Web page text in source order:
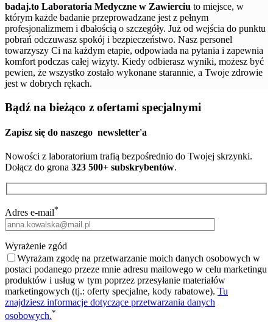
badaj.to Laboratoria Medyczne w Zawierciu to miejsce, w
którym każde badanie przeprowadzane jest z pełnym
profesjonalizmem i dbałością o szczegóły. Już od wejścia do punktu
pobrań odczuwasz spokój i bezpieczeństwo. Nasz personel
towarzyszy Ci na każdym etapie, odpowiada na pytania i zapewnia
komfort podczas całej wizyty. Kiedy odbierasz wyniki, możesz być
pewien, że wszystko zostało wykonane starannie, a Twoje zdrowie
jest w dobrych rękach.
Bądź na bieżąco z ofertami specjalnymi
Zapisz się do naszego newsletter'a
Nowości z laboratorium trafią bezpośrednio do Twojej skrzynki.
Dołącz do grona 323 500+ subskrybentów.
Adres e-mail*
Wyrażenie zgód
Wyrażam zgodę na przetwarzanie moich danych osobowych w
postaci podanego przeze mnie adresu mailowego w celu marketingu
produktów i usług w tym poprzez przesyłanie materiałów
marketingowych (tj.: oferty specjalne, kody rabatowe). Tu
znajdziesz informacje dotyczące przetwarzania danych
osobowych.*